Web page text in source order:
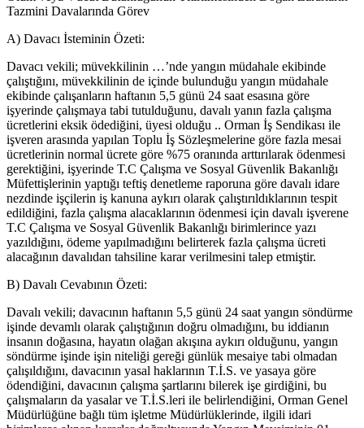
Tazmini Davalarında Görev
A) Davacı İsteminin Özeti:
Davacı vekili; müvekkilinin …’nde yangın müdahale ekibinde
çalıştığını, müvekkilinin de içinde bulunduğu yangın müdahale
ekibinde çalışanların haftanın 5,5 günü 24 saat esasına göre
işyerinde çalışmaya tabi tutulduğunu, davalı yanın fazla çalışma
ücretlerini eksik ödediğini, üyesi olduğu .. Orman İş Sendikası ile
işveren arasında yapılan Toplu İş Sözleşmelerine göre fazla mesai
ücretlerinin normal ücrete göre %75 oranında arttırılarak ödenmesi
gerektiğini, işyerinde T.C Çalışma ve Sosyal Güvenlik Bakanlığı
Müfettişlerinin yaptığı teftiş denetleme raporuna göre davalı idare
nezdinde işçilerin iş kanuna aykırı olarak çalıştırıldıklarının tespit
edildiğini, fazla çalışma alacaklarının ödenmesi için davalı işverene
T.C Çalışma ve Sosyal Güvenlik Bakanlığı birimlerince yazı
yazıldığını, ödeme yapılmadığını belirterek fazla çalışma ücreti
alacağının davalıdan tahsiline karar verilmesini talep etmiştir.
B) Davalı Cevabının Özeti:
Davalı vekili; davacının haftanın 5,5 günü 24 saat yangın söndürme
işinde devamlı olarak çalıştığının doğru olmadığını, bu iddianın
insanın doğasına, hayatın olağan akışına aykırı olduğunu, yangın
söndürme işinde işin niteliği gereği günlük mesaiye tabi olmadan
çalışıldığını, davacının yasal haklarının T.İ.S. ve yasaya göre
ödendiğini, davacının çalışma şartlarını bilerek işe girdiğini, bu
çalışmaların da yasalar ve T.İ.S.leri ile belirlendiğini, Orman Genel
Müdürlüğüne bağlı tüm işletme Müdürlüklerinde, ilgili idari